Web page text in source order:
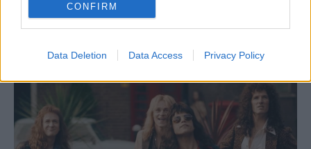
CONFIRM
Data Deletion Data Access Privacy Policy